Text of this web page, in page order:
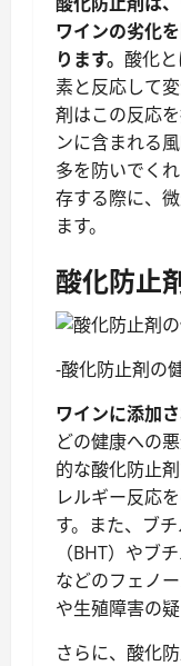
ワインの劣化
ります。 酸化
素と反応して
剤はこの反応
ンに含まれる
多を防いでく
存する際に、
ます。
酸化防止
-酸化防止剤の
ワインに添加
どの健康への
的な酸化防止
レルギー反応
す。また、ブ
（BHT）やブ
などのフェノ
や生殖障害の疑
さらに、酸化